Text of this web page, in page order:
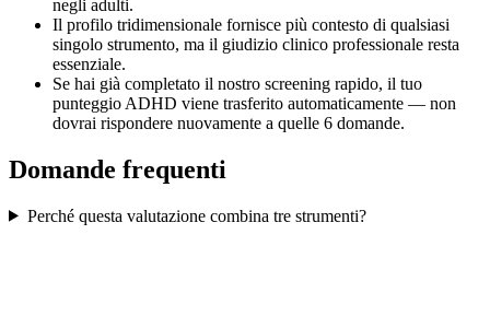
negli adulti.
Il profilo tridimensionale fornisce più contesto di qualsiasi
singolo strumento, ma il giudizio clinico professionale resta
essenziale.
Se hai già completato il nostro screening rapido, il tuo
punteggio ADHD viene trasferito automaticamente — non
dovrai rispondere nuovamente a quelle 6 domande.
Domande frequenti
Perché questa valutazione combina tre strumenti?